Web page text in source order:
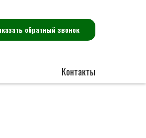
обратный звонок
Контакты